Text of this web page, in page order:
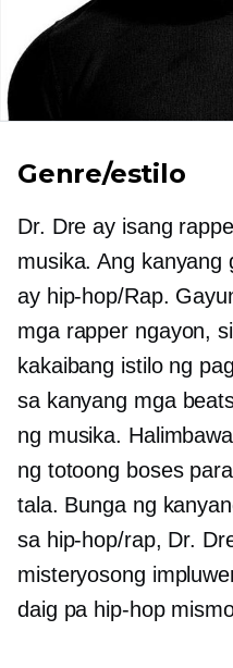
Genre/estilo
Dr. Dre ay isang
musika. Ang kanyang
ay hip-hop/Rap.
mga rapper ngayon,
kakaibang istilo ng
sa kanyang mga
ng musika.
ng totoong boses
tala. Bunga ng
sa hip-hop/rap, Dr.
misteryosong
daig pa hip-hop